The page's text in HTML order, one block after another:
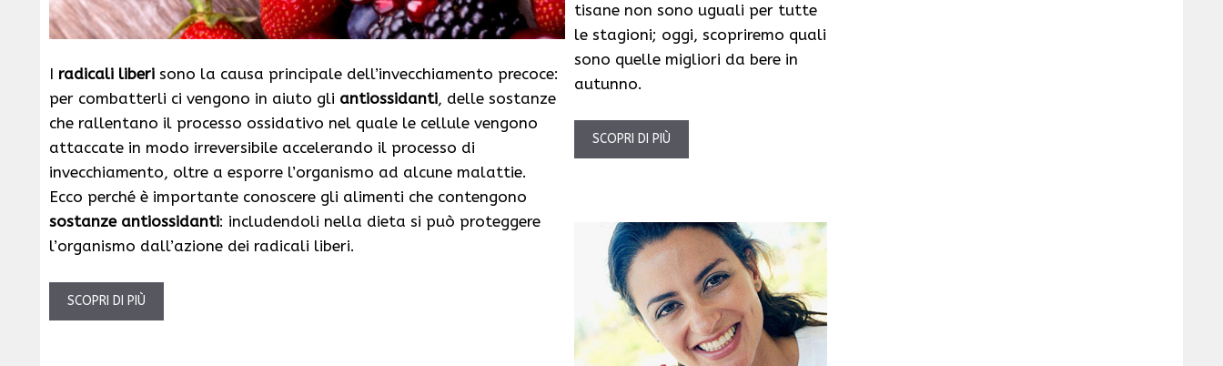
I radicali liberi sono la causa principale dell’invecchiamento precoce:
per combatterli ci vengono in aiuto gli antiossidanti, delle sostanze
che rallentano il processo ossidativo nel quale le cellule vengono
attaccate in modo irreversibile accelerando il processo di
invecchiamento, oltre a esporre l’organismo ad alcune malattie.
Ecco perché è importante conoscere gli alimenti che contengono
sostanze antiossidanti: includendoli nella dieta si può proteggere
l’organismo dall’azione dei radicali liberi.
SCOPRI DI PIÙ
tisane non sono uguali per tutte
le stagioni; oggi, scopriremo quali
sono quelle migliori da bere in
autunno.
SCOPRI DI PIÙ